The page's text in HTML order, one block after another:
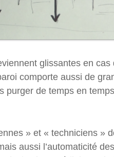
glissantes en
comporte aussi de
purger de temps en
» et « techniciens »
aussi l’automaticité